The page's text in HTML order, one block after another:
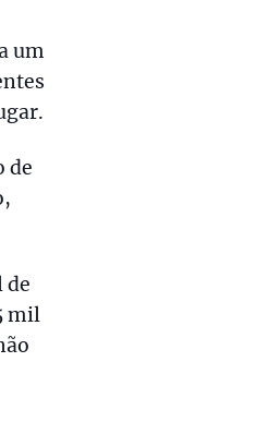
um
de
de
mil